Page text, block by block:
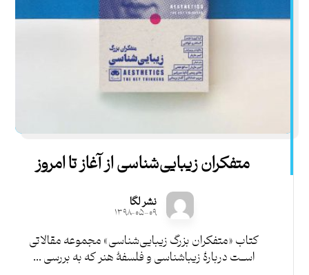
متفکران زیبایی‌شناسی از آغاز تا امروز
نشر لگا
۱۳۹۸-۰۵-۰۹
کتاب «متفکران بزرگ زیبایی‌شناسی» مجموعه مقالاتی
اســت دربارۀ زیباشناسی و فلسفۀ هنر که به بررسی ...